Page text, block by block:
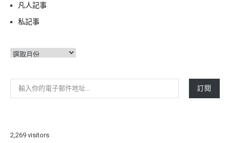
凡人記事
私記事
彙
輸入你的電子郵件地址…
訂閱
2,269 visitors